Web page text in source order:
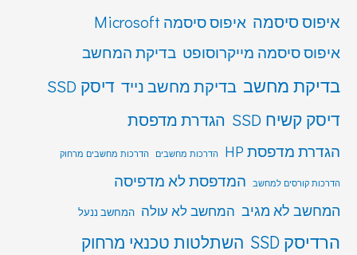
איפוס סיסמה איפוס סיסמה Microsoft
איפוס סיסמה מייקרוסופט בדיקת המחשב
בדיקת מחשב בדיקת מחשב נייד דיסק SSD
דיסק קשיח SSD
הגדרת מדפסת
הגדרת מדפסת HP הדרכות מחשבים הדרכות מחשבים מרחוק
הדרכות קורסים למחשב המדפסת לא מדפיסה
המחשב לא מגיב המחשב לא עולה המחשב ננעל
הרדיסק SSD
השתלטות טכנאי מרחוק